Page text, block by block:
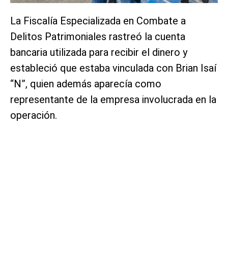
La Fiscalía Especializada en Combate a
Delitos Patrimoniales rastreó la cuenta
bancaria utilizada para recibir el dinero y
estableció que estaba vinculada con Brian Isaí
“N”, quien además aparecía como
representante de la empresa involucrada en la
operación.